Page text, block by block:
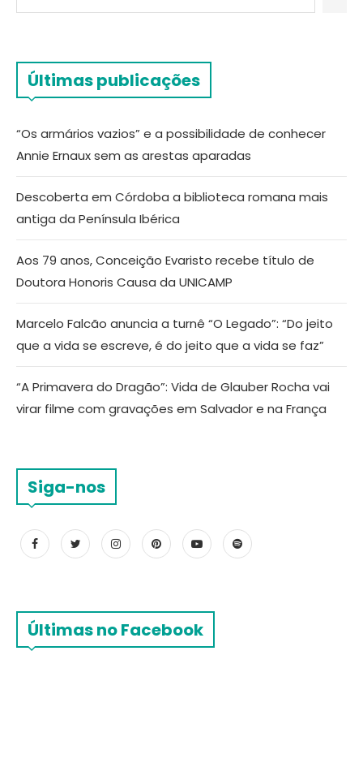
Últimas publicações
“Os armários vazios” e a possibilidade de conhecer
Annie Ernaux sem as arestas aparadas
Descoberta em Córdoba a biblioteca romana mais
antiga da Península Ibérica
Aos 79 anos, Conceição Evaristo recebe título de
Doutora Honoris Causa da UNICAMP
Marcelo Falcão anuncia a turnê “O Legado”: “Do jeito
que a vida se escreve, é do jeito que a vida se faz”
“A Primavera do Dragão”: Vida de Glauber Rocha vai
virar filme com gravações em Salvador e na França
Siga-nos
Últimas no Facebook